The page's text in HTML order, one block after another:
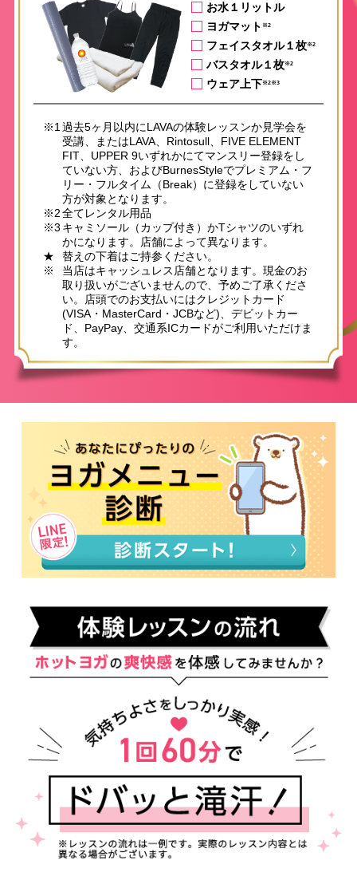
お水１リットル
ヨガマット ※2
フェイスタオル１枚※2
バスタオル１枚※2
ウェア上下※2※3
※1 過去5ヶ月以内にLAVAの体験レッスンか見学会を
受講、またはLAVA、Rintosull、FIVE ELEMENT
FIT、UPPER 9いずれかにてマンスリー登録をし
ていない方、およびBurnesStyleでプレミアム・フ
リー・フルタイム（Break）に登録をしていない
方が対象となります。
※2全てレンタル用品
※3 キャミソール（カップ付き）かTシャツのいずれ
かになります。店舗によって異なります。
★
替えの下着はご持参ください。
※
当店はキャッシュレス店舗となります。現金のお
取り扱いがございませんので、予めご了承くださ
い。店頭でのお支払いにはクレジットカード
(VISA・MasterCard・JCBなど)、デビットカー
ド、PayPay、交通系ICカードがご利用いただけま
す。